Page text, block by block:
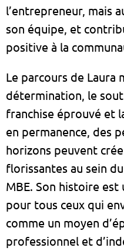
l’entrepreneur, mais
son équipe, et
positive à la
Le parcours de Laura
détermination, le
franchise éprouvé et
en permanence, des
horizons peuvent
florissantes au sein
MBE. Son histoire est
pour tous ceux qui
comme un moyen
professionnel et